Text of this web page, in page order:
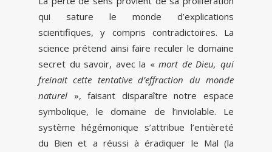
qui sature le monde d’explications
scientifiques, y compris contradictoires. La
science prétend ainsi faire reculer le domaine
secret du savoir, avec la «mort de Dieu, qui
freinait cette tentative d’effraction du monde
naturel », faisant disparaître notre espace
symbolique, le domaine de l’inviolable. Le
système hégémonique s’attribue l’entièreté
du Bien et a réussi à éradiquer le Mal (la